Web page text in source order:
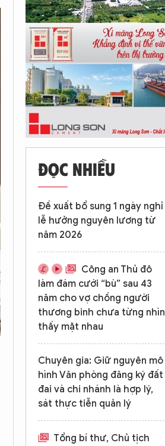
ĐỌC NHIỀU
Đề xuất bổ sung 1 ngày nghỉ
lễ hưởng nguyên lương từ
năm 2026
Công an Thủ đô
làm đám cưới “bù” sau 43
năm cho vợ chồng người
thương binh chưa từng nhìn
thấy mặt nhau
Chuyên gia: Giữ nguyên mô
hình Văn phòng đăng ký đất
đai và chi nhánh là hợp lý,
sát thực tiễn quản lý
Tổng bí thư, Chủ tịch